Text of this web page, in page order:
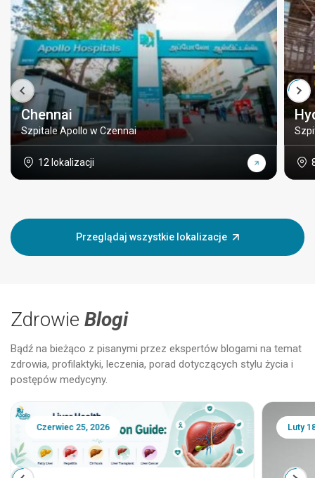
Chennai
Szpitale Apollo w Czennai
12 lokalizacji
Przeglądaj wszystkie lokalizacje
Zdrowie Blogi
Bądź na bieżąco z pisanymi przez ekspertów blogami na temat
zdrowia, profilaktyki, leczenia, porad dotyczących stylu życia i
postępów medycyny.
Czerwiec 25, 2026 Luty